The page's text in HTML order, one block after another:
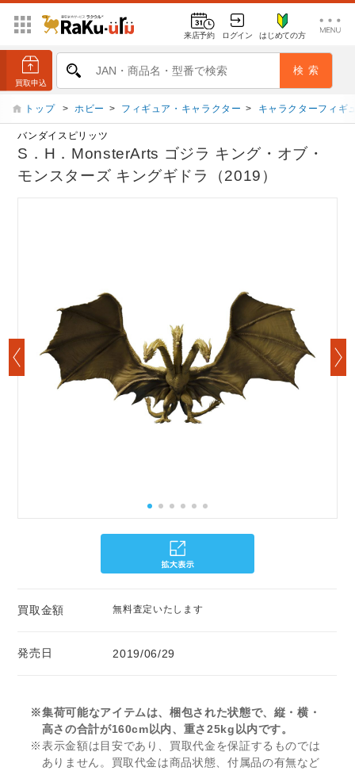
来店予約 ログイン はじめての方
トップ > ホビー > フィギュア・キャラクター > キャラクターフィギ
バンダイスピリッツ
S．H．MonsterArts ゴジラ キング・オブ・
モンスターズ キングギドラ（2019）
買取金額 無料査定いたします
発売日 2019/06/29
※集荷可能なアイテムは、梱包された状態で、縦・横・
高さの合計が160cm以内、重さ25kg以内です。
※表示金額は目安であり、買取代金を保証するものでは
ありません。買取代金は商品状態、付属品の有無など